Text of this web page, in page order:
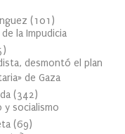
(101 )
la Impudicia
)
desmontó el plan
de Gaza
(342)
y socialismo
(69)